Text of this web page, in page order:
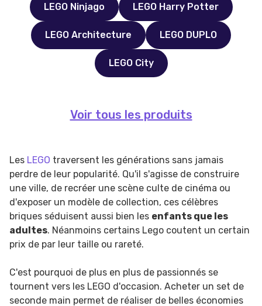
LEGO Ninjago LEGO Harry Potter
LEGO Architecture LEGO DUPLO
LEGO City
Voir tous les produits
Les LEGO traversent les générations sans jamais
perdre de leur popularité. Qu'il s'agisse de construire
une ville, de recréer une scène culte de cinéma ou
d'exposer un modèle de collection, ces célèbres
briques séduisent aussi bien les enfants que les
adultes. Néanmoins certains Lego coutent un certain
prix de par leur taille ou rareté.
C'est pourquoi de plus en plus de passionnés se
tournent vers les LEGO d'occasion. Acheter un set de
seconde main permet de réaliser de belles économies